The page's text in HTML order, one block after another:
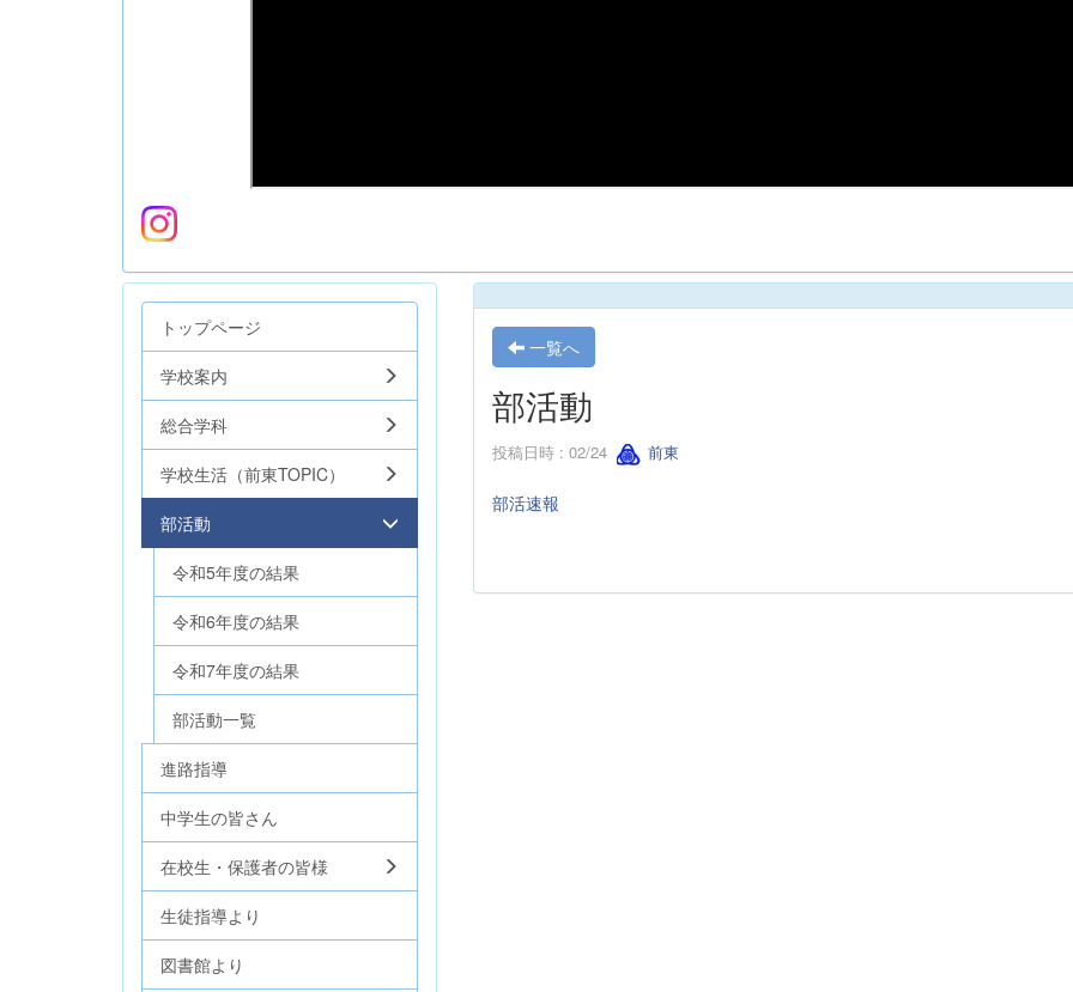
一覧へ
部活動
投稿日時 : 02/24 前東
部活速報
トップページ
学校案内
総合学科
学校生活（前東TOPIC）
部活動
令和5年度の結果
令和6年度の結果
令和7年度の結果
部活動一覧
進路指導
中学生の皆さん
在校生・保護者の皆様
生徒指導より
図書館より